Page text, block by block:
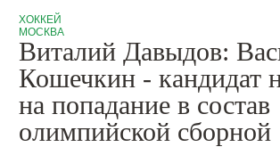
ХОККЕЙ
МОСКВА
Виталий Давыдов:
Кошечкин - кандидат
на попадание в состав
олимпийской сборной